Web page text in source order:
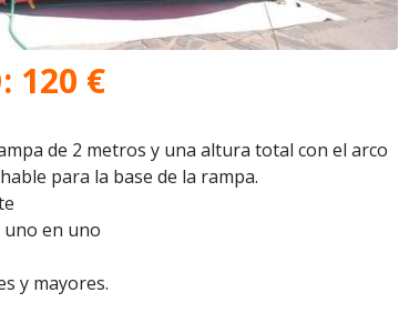
120 €
de 2 metros y una altura total con el arco
para la base de la rampa.
uno en uno
y mayores.